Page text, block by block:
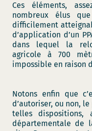
Ces éléments,
nombreux élus
difficilement
d’application d’un
dans lequel la
agricole à 700
impossible en raison
Notons enfin que
d’autoriser, ou non,
telles dispositions,
départementale de